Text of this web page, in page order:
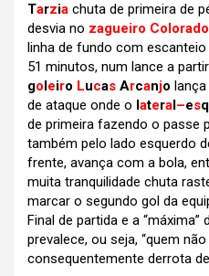
Tarzia chuta de primeira de
desvia no zagueiro
linha de fundo com
51 minutos, num lance a
goleiro Lucas Arcanjo
de ataque onde o lateral–esq
de primeira fazendo o passe
também pelo lado esquerdo
frente, avança com a bola,
muita tranquilidade chuta
marcar o segundo gol da
Final de partida e a
prevalece, ou seja, “quem
consequentemente derrota